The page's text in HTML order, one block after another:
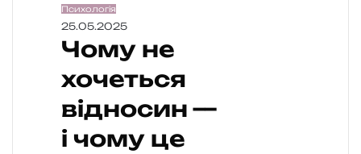
Психологія
25.05.2025
Чому не
хочеться
відносин —
і чому це